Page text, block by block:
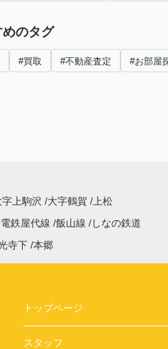
めのタグ
#買取 #不動産査定 #お部屋
字上駒沢 大字鶴賀
上松
鉄屋代線 飯山線
しなの鉄道
寺下 本郷
トップページ
スタッフ